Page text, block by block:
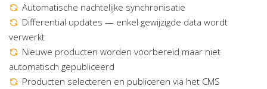
Automatische nachtelijke synchronisatie
Differential updates — enkel gewijzigde data wordt
verwerkt
Nieuwe producten worden voorbereid maar niet
automatisch gepubliceerd
Producten selecteren en publiceren via het CMS